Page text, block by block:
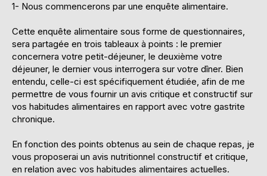
1- Nous commencerons par une enquête alimentaire.
Cette enquête alimentaire sous forme de questionnaires,
sera partagée en trois tableaux à points : le premier
concernera votre petit-déjeuner, le deuxième votre
déjeuner, le dernier vous interrogera sur votre dîner. Bien
entendu, celle-ci est spécifiquement étudiée, afin de me
permettre de vous fournir un avis critique et constructif sur
vos habitudes alimentaires en rapport avec votre gastrite
chronique.
En fonction des points obtenus au sein de chaque repas, je
vous proposerai un avis nutritionnel constructif et critique,
en relation avec vos habitudes alimentaires actuelles.